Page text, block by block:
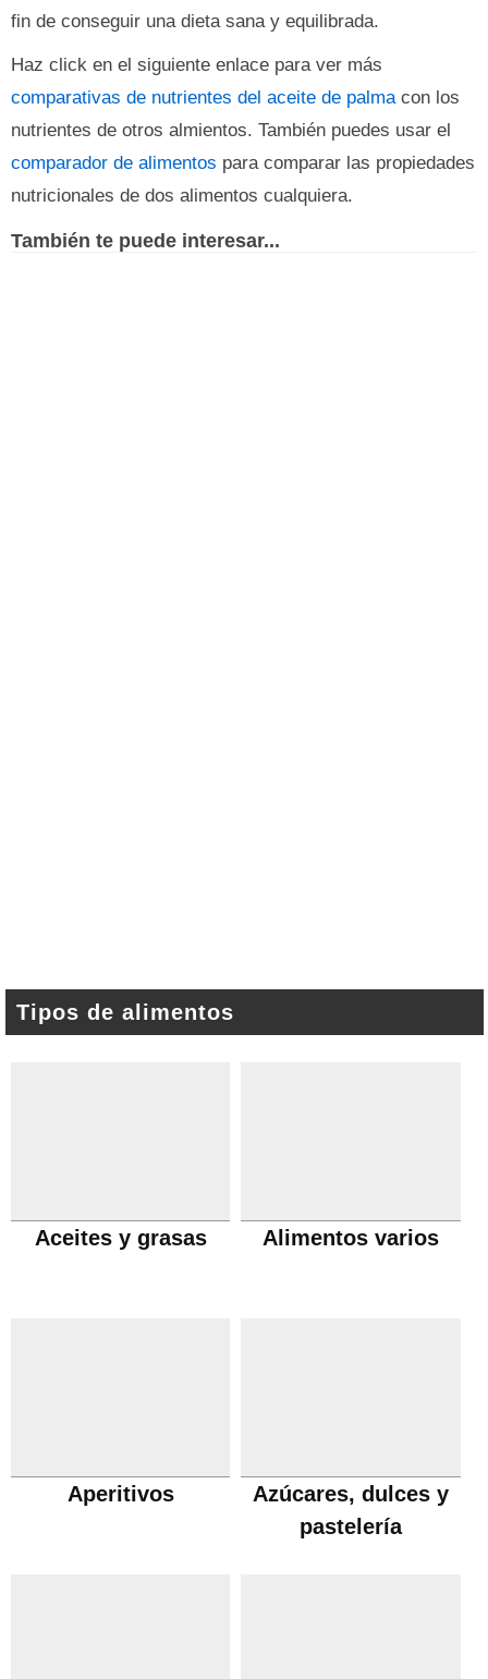
fin de conseguir una dieta sana y equilibrada.
Haz click en el siguiente enlace para ver más
comparativas de nutrientes del aceite de palmacon los
nutrientes de otros almientos. También puedes usar el
comparador de alimentos para comparar las propiedades
nutricionales de dos alimentos cualquiera.
También te puede interesar...
Tipos de alimentos
Aceites y grasas Alimentos varios
Aperitivos
Azúcares, dulces y
pastelería